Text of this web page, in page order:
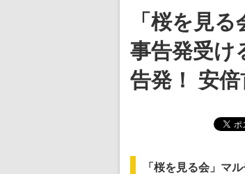
「桜を見
事告発受け
告発！ 安
「桜を見る会」マ